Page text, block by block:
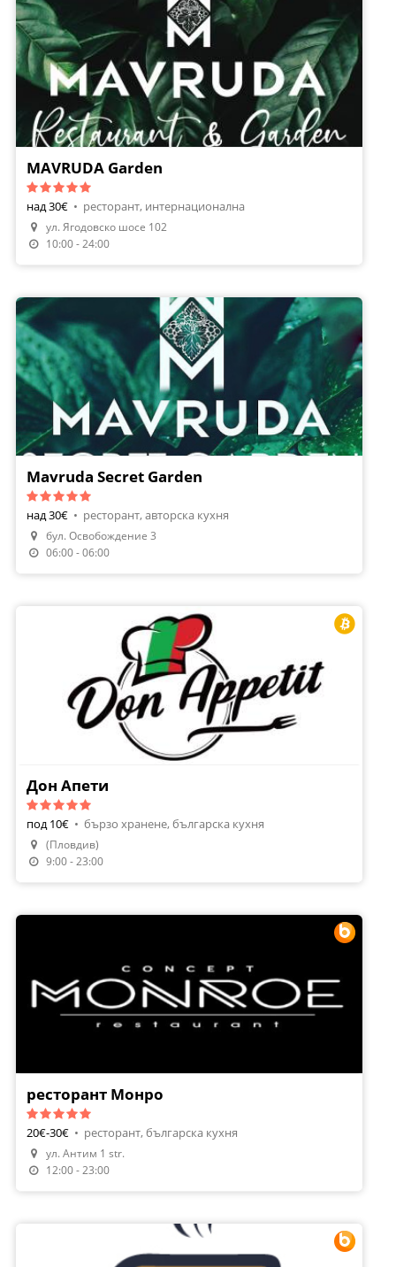
MAVRUDA Garden
над 30€ • ресторант, интернационална
ул. Ягодовско шосе 102
10:00 - 24:00
Mavruda Secret Garden
над 30€ • ресторант, авторска кухня
бул. Освобождение 3
06:00 - 06:00
Дон Апети
под 10€ • бързо хранене, българска кухня
(Пловдив)
9:00 - 23:00
Направи Резервация
ресторант Монро
20€-30€ • ресторант, българска кухня
ул. Антим 1 str.
12:00 - 23:00